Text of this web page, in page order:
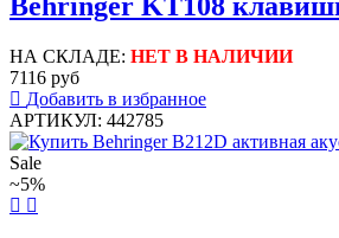
НА СКЛАДЕ: НЕТ В НАЛИЧИИ
7116 руб
Добавить в избранное
АРТИКУЛ: 442785
Sale
~5%